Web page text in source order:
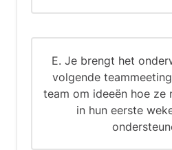
E. Je brengt het
volgende
team om ideeën hoe ze
in hun eerste